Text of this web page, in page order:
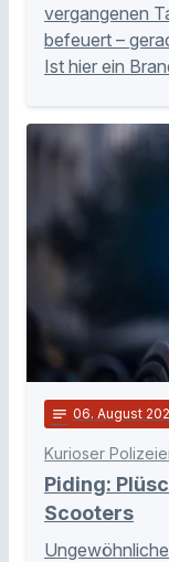
vergangenen
befeuert –
Ist hier ein
notes 06. August
Kurioser
Piding:
Scooters